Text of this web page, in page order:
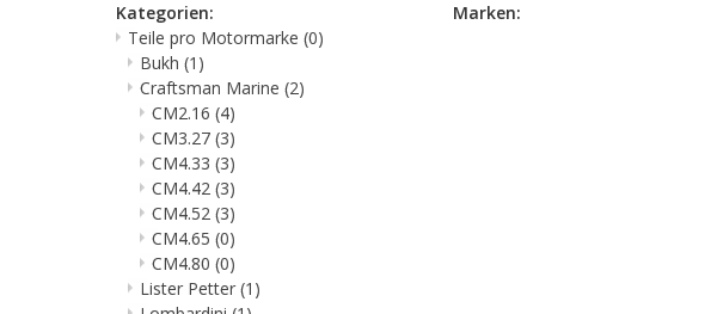
Kategorien:
Teile pro Motormarke (0)
Bukh (1)
Craftsman Marine (2)
CM2.16 (4)
CM3.27 (3)
CM4.33 (3)
CM4.42 (3)
CM4.52 (3)
CM4.65 (0)
CM4.80 (0)
Lister Petter(1)
Marken: